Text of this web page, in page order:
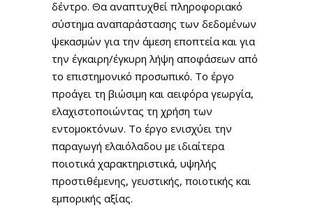
δέντρο. Θα αναπτυχθεί πληροφοριακό
σύστημα αναπαράστασης των δεδομένων
ψεκασμών για την άμεση εποπτεία και για
την έγκαιρη/έγκυρη λήψη αποφάσεων από
το επιστημονικό προσωπικό. Το έργο
προάγει τη βιώσιμη και αειφόρα γεωργία,
ελαχιστοποιώντας τη χρήση των
εντομοκτόνων. Το έργο ενισχύει την
παραγωγή ελαιόλαδου με ιδιαίτερα
ποιοτικά χαρακτηριστικά, υψηλής
προστιθέμενης, γευστικής, ποιοτικής και
εμπορικής αξίας.